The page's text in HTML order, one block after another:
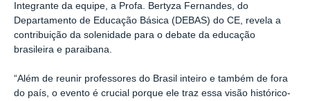
Integrante da equipe, a Profa. Bertyza Fernandes, do
Departamento de Educação Básica (DEBAS) do CE, revela a
contribuição da solenidade para o debate da educação
brasileira e paraibana.
“Além de reunir professores do Brasil inteiro e também de fora
do país, o evento é crucial porque ele traz essa visão histórico-